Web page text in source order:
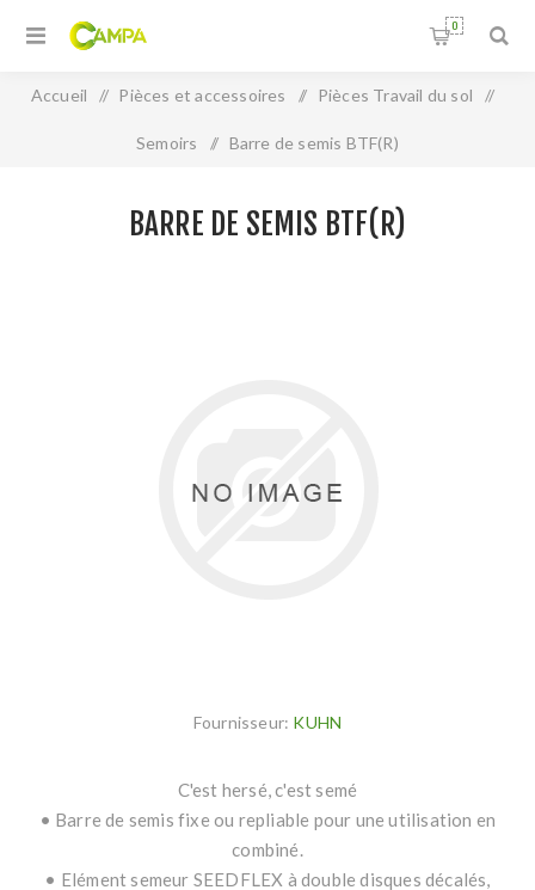
0
Accueil / Pièces et accessoires / Pièces Travail du sol /
Semoirs / Barre de semis BTF(R)
BARRE DE SEMIS BTF(R)
Fournisseur: KUHN
C'est hersé, c'est semé
• Barre de semis fixe ou repliable pour une utilisation en
combiné.
• Elément semeur SEEDFLEX à double disques décalés,